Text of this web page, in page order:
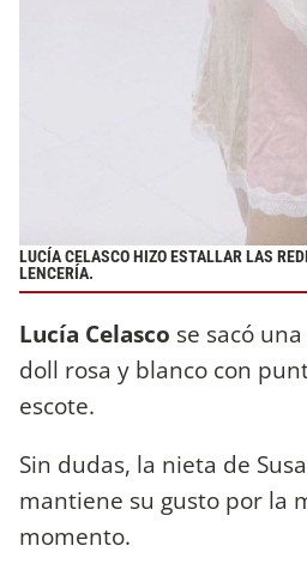
LUCÍA CELASCO HIZO ESTALLAR LAS
LENCERÍA.
Lucía Celasco se sacó
doll rosa y blanco con
escote.
Sin dudas, la nieta de
mantiene su gusto por la
momento.